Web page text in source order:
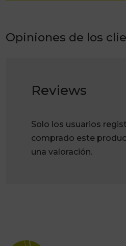
Opiniones de los
Reviews
Solo los usuarios
comprado este
una valoración.